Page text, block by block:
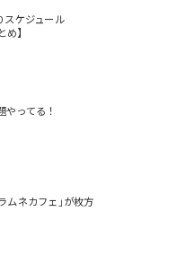
スケジュール
】
ってる！
ムネカフェ｣が枚方